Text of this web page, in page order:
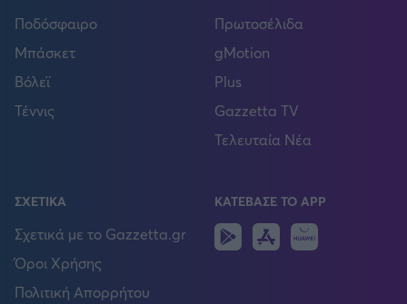
Ποδόσφαιρο
Μπάσκετ
Βόλεϊ
Τέννις
Πρωτοσέλιδα
gMotion
Plus
Gazzetta TV
Τελευταία Νέα
ΣΧΕΤΙΚΑ
Σχετικά με το Gazzetta.gr
Όροι Χρήσης
Πολιτική Απορρήτου
ΚΑΤΕΒΑΣΕ ΤΟ APP
Android
IOS